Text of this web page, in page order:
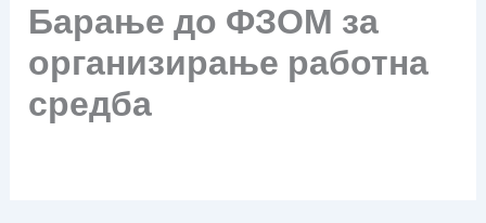
Барање до ФЗОМ за
организирање работна
средба